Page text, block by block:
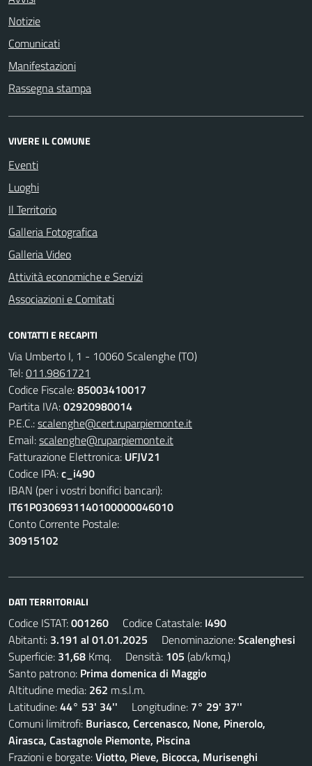
Notizie
Comunicati
Manifestazioni
Rassegna stampa
VIVERE IL COMUNE
Eventi
Luoghi
Il Territorio
Galleria Fotografica
Galleria Video
Attività economiche e Servizi
Associazioni e Comitati
CONTATTI E RECAPITI
Via Umberto I, 1 - 10060 Scalenghe (TO)
Tel:011.9861721
Codice Fiscale:85003410017
Partita IVA:02920980014
P.E.C.:scalenghe@cert.ruparpiemonte.it
Email:scalenghe@ruparpiemonte.it
Fatturazione Elettronica: UFJV21
Codice IPA:c_i490
IBAN (per i vostri bonifici bancari):
IT61P0306931140100000046010
Conto Corrente Postale:
30915102
DATI TERRITORIALI
Codice ISTAT:001260 Codice Catastale: I490
Abitanti: 3.191 al 01.01.2025 Denominazione:Scalenghesi
Superficie: 31,68 Kmq. Densità: 105 (ab/kmq.)
Santo patrono: Prima domenica di Maggio
Altitudine media: 262 m.s.l.m.
Latitudine:44° 53' 34'' Longitudine: 7° 29' 37''
Comuni limitrofi: Buriasco, Cercenasco, None, Pinerolo,
Airasca, Castagnole Piemonte, Piscina
Frazioni e borgate:Viotto, Pieve, Bicocca, Murisenghi